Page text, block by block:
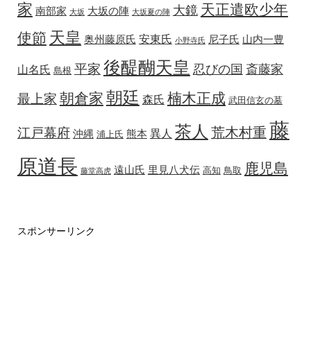
家 南部家 大坂 大坂の陣 大坂夏の陣 大鏡 天正遣欧少年
使節 天皇 奥州藤原氏 安東氏 小野寺氏 尼子氏 山内一豊
山名氏 島根 平家 後醍醐天皇 忍びの国 斎藤家
最上家 朝倉家 朝廷 森氏 楠木正成 武田信玄の墓
江戸幕府 沖縄 浦上氏 熊本 異人 茶人 荒木村重 藤
原道長 藤堂高虎 遠山氏 里見八犬伝 高知 鳥取 鹿児島
スポンサーリンク